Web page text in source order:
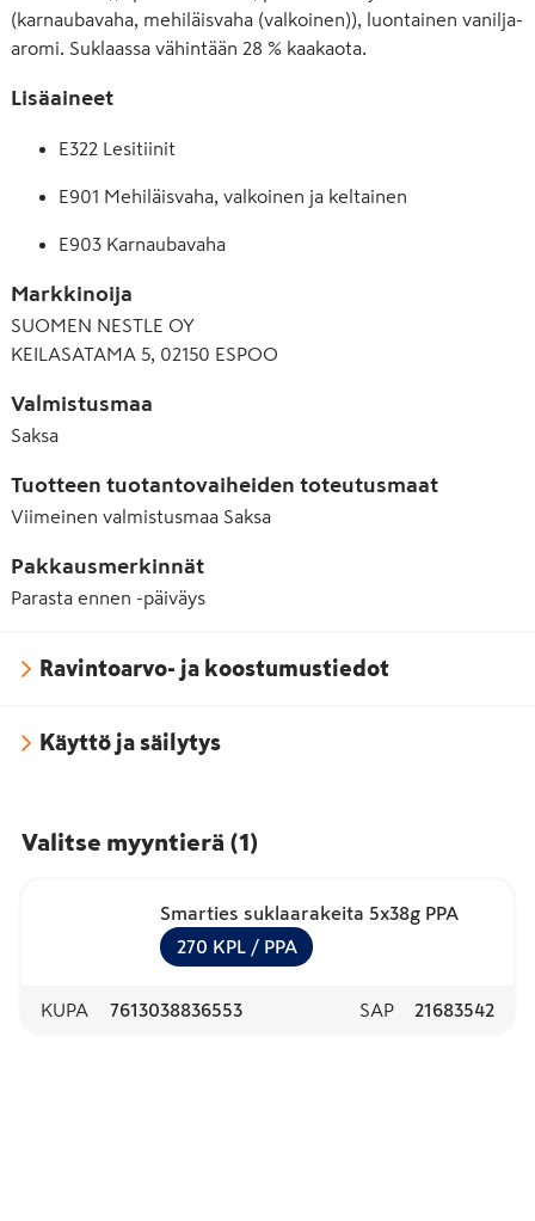
(karnaubavaha, mehiläisvaha (valkoinen)), luontainen vanilja-
aromi. Suklaassa vähintään 28 % kaakaota.
Lisäaineet
E322 Lesitiinit
E901 Mehiläisvaha, valkoinen ja keltainen
E903 Karnaubavaha
Markkinoija
SUOMEN NESTLE OY
KEILASATAMA 5, 02150 ESPOO
Valmistusmaa
Saksa
Tuotteen tuotantovaiheiden toteutusmaat
Viimeinen valmistusmaa Saksa
Pakkausmerkinnät
Parasta ennen -päiväys
Ravintoarvo- ja koostumustiedot
Käyttö ja säilytys
Valitse myyntierä (1)
Smarties suklaarakeita 5x38g PPA
270 KPL / PPA
KUPA 7613038836553 SAP 21683542